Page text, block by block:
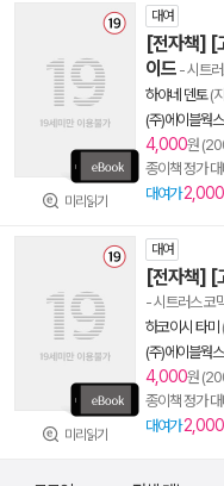
미리읽기
대여
[전자책] [
이드 - 시트
하야네 덴토(
(주)에이블웍
4,000원
종이책 정가 대
대여가 2,000
미리읽기
대여
[전자책] [
- 시트러스 코
하코이시 타미
(주)에이블웍
4,000원
종이책 정가 대
대여가 2,000